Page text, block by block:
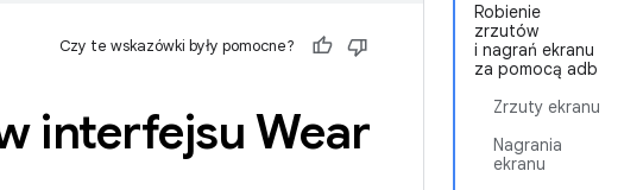
Robienie
zrzutów
i nagrań ekranu
za pomocą adb
Zrzuty ekranu
Nagrania
ekranu
Czy te wskazówki były pomocne?
interfejsu Wear